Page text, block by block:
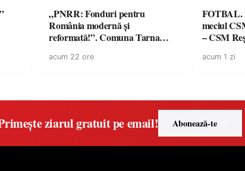
„PNRR: Fonduri pentru
România modernă și
reformată!”. Comuna Tarna
dotare cu mobilier, materiale
acum 22 ore
FOTBAL.
meciul
– CSM
suporteri
acum 1 zi
ziarul gratuit pe email! Abonează-te